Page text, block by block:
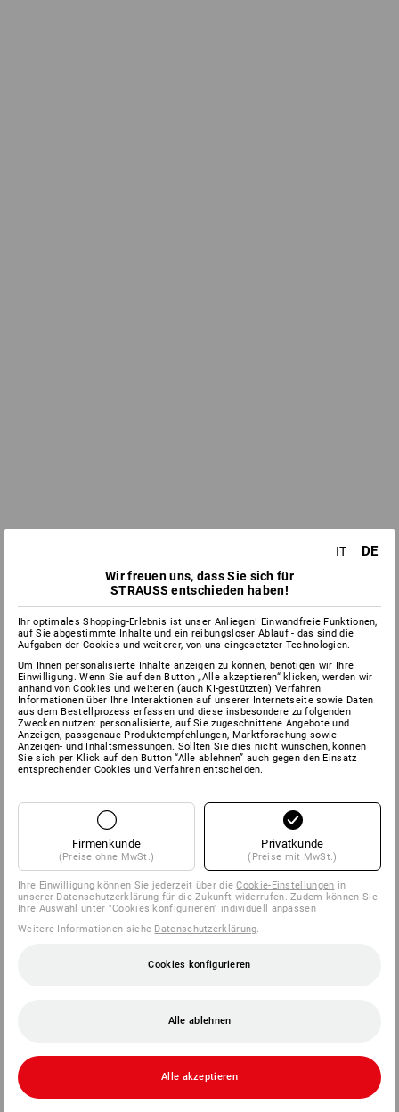
IT DE
Wir freuen uns, dass Sie sich für
STRAUSS entschieden haben!
Ihr optimales Shopping-Erlebnis ist unser Anliegen! Einwandfreie Funktionen,
auf Sie abgestimmte Inhalte und ein reibungsloser Ablauf - das sind die
Aufgaben der Cookies und weiterer, von uns eingesetzter Technologien.
Um Ihnen personalisierte Inhalte anzeigen zu können, benötigen wir Ihre
Einwilligung. Wenn Sie auf den Button „Alle akzeptieren“ klicken, werden wir
anhand von Cookies und weiteren (auch KI-gestützten) Verfahren
Informationen über Ihre Interaktionen auf unserer Internetseite sowie Daten
aus dem Bestellprozess erfassen und diese insbesondere zu folgenden
Zwecken nutzen: personalisierte, auf Sie zugeschnittene Angebote und
Anzeigen, passgenaue Produktempfehlungen, Marktforschung sowie
Anzeigen- und Inhaltsmessungen. Sollten Sie dies nicht wünschen, können
Sie sich per Klick auf den Button “Alle ablehnen” auch gegen den Einsatz
entsprechender Cookies und Verfahren entscheiden.
Firmenkunde
(Preise ohne MwSt.)
Privatkunde
(Preise mit MwSt.)
Ihre Einwilligung können Sie jederzeit über dieCookie-Einstellungen in
unserer Datenschutzerklärung für die Zukunft widerrufen. Zudem können Sie
Ihre Auswahl unter "Cookies konfigurieren" individuell anpassen
Weitere Informationen siehe Datenschutzerklärung
Cookies konfigurieren
Alle ablehnen
Alle akzeptieren